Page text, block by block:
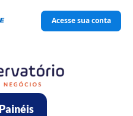
Acesse sua conta
Painéis